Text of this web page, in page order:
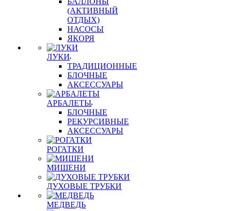
(АКТИВНЫЙ
ОТДЫХ)
НАСОСЫ
ЯКОРЯ
ЛУКИ
ТРАДИЦИОННЫЕ
БЛОЧНЫЕ
АКСЕССУАРЫ
АРБАЛЕТЫ
БЛОЧНЫЕ
РЕКУРСИВНЫЕ
АКСЕССУАРЫ
РОГАТКИ
МИШЕНИ
ДУХОВЫЕ ТРУБКИ
МЕДВЕДЬ